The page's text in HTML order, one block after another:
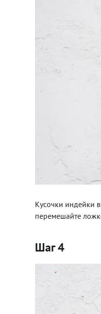
Кусочки индейки
перемешайте
Шаг 4